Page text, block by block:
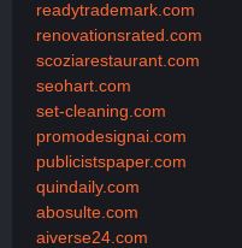
readytrademark.com
renovationsrated.com
scoziarestaurant.com
seohart.com
set-cleaning.com
promodesignai.com
publicistspaper.com
quindaily.com
abosulte.com
aiverse24.com